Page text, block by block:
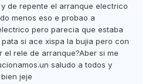
de repente el arranque electrico
menos eso e probao a
pero parecia que estaba
si ace xispa la bujia pero con
el rele de arranque?Aber si me
saludo a todos y
jeje